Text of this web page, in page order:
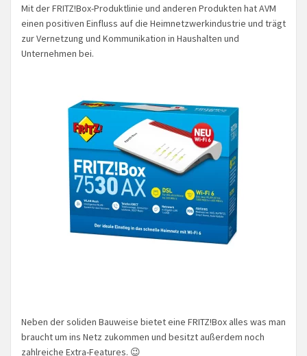
Mit der FRITZ!Box-Produktlinie und anderen Produkten hat AVM
einen positiven Einfluss auf die Heimnetzwerkindustrie und trägt
zur Vernetzung und Kommunikation in Haushalten und
Unternehmen bei.
Neben der soliden Bauweise bietet eine FRITZ!Box alles was man
braucht um ins Netz zukommen und besitzt außerdem noch
zahlreiche Extra-Features. 😉